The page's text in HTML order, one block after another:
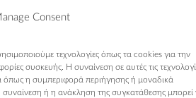
Consent
τεχνολογίες όπως τα cookies για την
συσκευής. Η συναίνεση σε αυτές τις
όπως η συμπεριφορά περιήγησης ή μοναδικά
ή η ανάκληση της συγκατάθεσης μπορεί